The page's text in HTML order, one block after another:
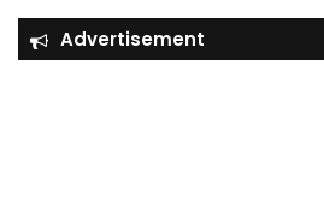
Advertisement